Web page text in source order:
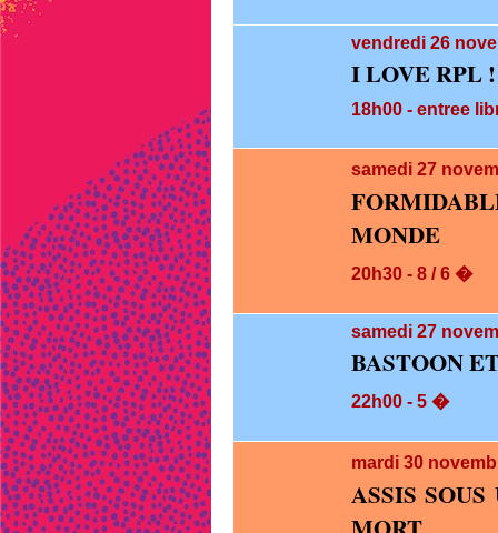
vendredi 26
I LOVE RPL !
18h00 - entree
samedi 27
MONDE
20h30 - 8 / 6 �
samedi 27
BASTOON
22h00 - 5 �
mardi 30
ASSIS